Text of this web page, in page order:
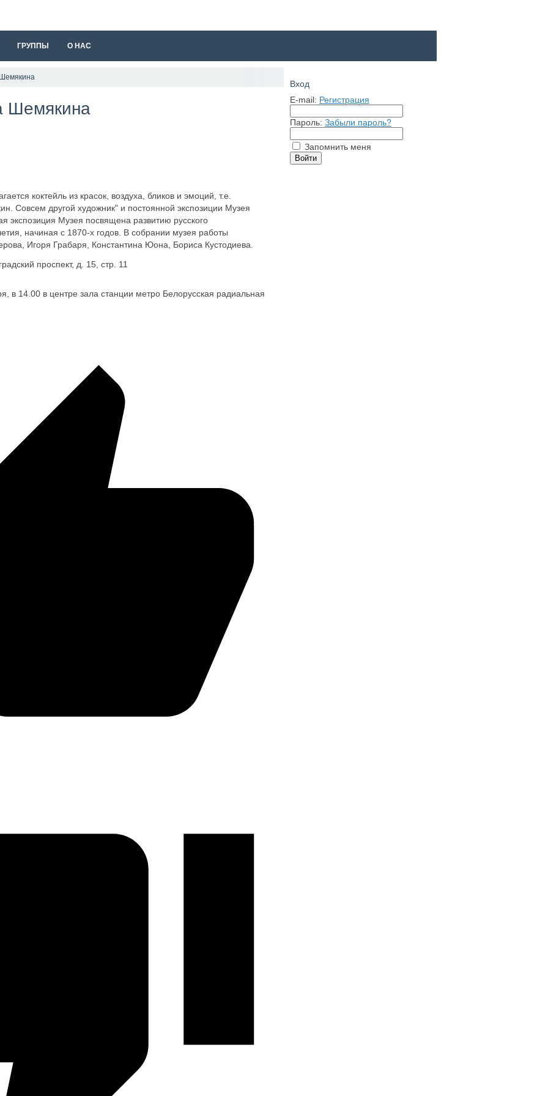
ГРУППЫ О НАС
Шемякина
коктейль из красок, воздуха, бликов и эмоций, т.е.
Совсем другой художник" и постоянной экспозиции Музея
экспозиция Музея посвящена развитию русского
начиная с 1870-х годов. В собрании музея работы
Игоря Грабаря, Константина Юона, Бориса Кустодиева.
проспект, д. 15, стр. 11
в 14.00 в центре зала станции метро Белорусская радиальная
Вход
E-mail: Регистрация
Пароль: Забыли пароль?
Запомнить меня